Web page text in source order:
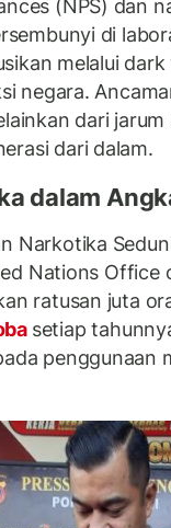
(NPS) dan
di
melalui
negara.
dari
dari dalam.
dalam
Narkotika
Nations Office
ratusan juta
setiap
penggunaan